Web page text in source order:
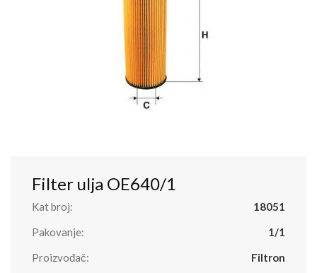
Filter ulja OE640/1
Kat broj:
18051
Pakovanje:
1/1
Proizvođač:
Filtron